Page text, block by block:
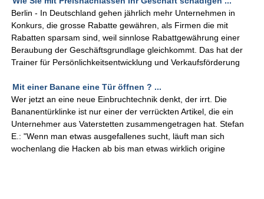
Berlin - In Deutschland gehen jährlich mehr Unternehmen in
Konkurs, die grosse Rabatte gewähren, als Firmen die mit
Rabatten sparsam sind, weil sinnlose Rabattgewährung einer
Beraubung der Geschäftsgrundlage gleichkommt. Das hat der
Trainer für Persönlichkeitsentwicklung und Verkaufsförderung
Mit einer Banane eine Tür öffnen ? ...
Wer jetzt an eine neue Einbruchtechnik denkt, der irrt. Die
Bananentürklinke ist nur einer der verrückten Artikel, die ein
Unternehmer aus Vaterstetten zusammengetragen hat. Stefan
E.: "Wenn man etwas ausgefallenes sucht, läuft man sich
wochenlang die Hacken ab bis man etwas wirklich origine